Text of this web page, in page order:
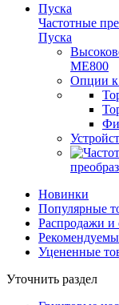
Частотные
Пуска
ME800
Опции к
Новинки
Популярные
Распродажи и
Уцененные
Уточнить раздел